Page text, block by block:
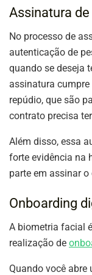
Assinatura
No processo de
autenticação de
quando se deseja
assinatura cumpre
repúdio, que são
contrato precisa
Além disso, essa
forte evidência na
parte em assinar o
Onboarding
A biometria facial
realização de
Quando você abre